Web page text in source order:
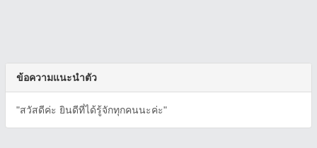
ข้อความแนะนำตัว
"สวัสดีค่ะ ยินดีที่ได้รู้จักทุกคนนะค่ะ"